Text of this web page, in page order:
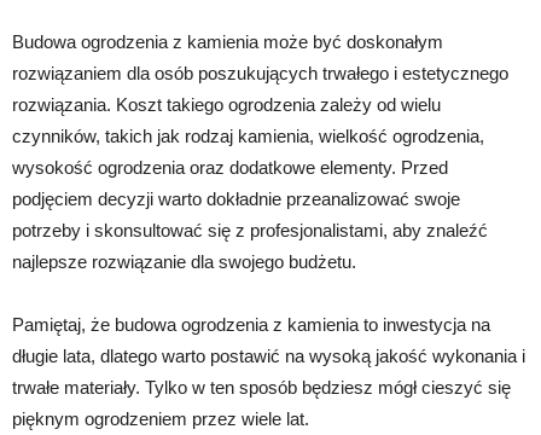
Budowa ogrodzenia z kamienia może być doskonałym
rozwiązaniem dla osób poszukujących trwałego i estetycznego
rozwiązania. Koszt takiego ogrodzenia zależy od wielu
czynników, takich jak rodzaj kamienia, wielkość ogrodzenia,
wysokość ogrodzenia oraz dodatkowe elementy. Przed
podjęciem decyzji warto dokładnie przeanalizować swoje
potrzeby i skonsultować się z profesjonalistami, aby znaleźć
najlepsze rozwiązanie dla swojego budżetu.
Pamiętaj, że budowa ogrodzenia z kamienia to inwestycja na
długie lata, dlatego warto postawić na wysoką jakość wykonania i
trwałe materiały. Tylko w ten sposób będziesz mógł cieszyć się
pięknym ogrodzeniem przez wiele lat.